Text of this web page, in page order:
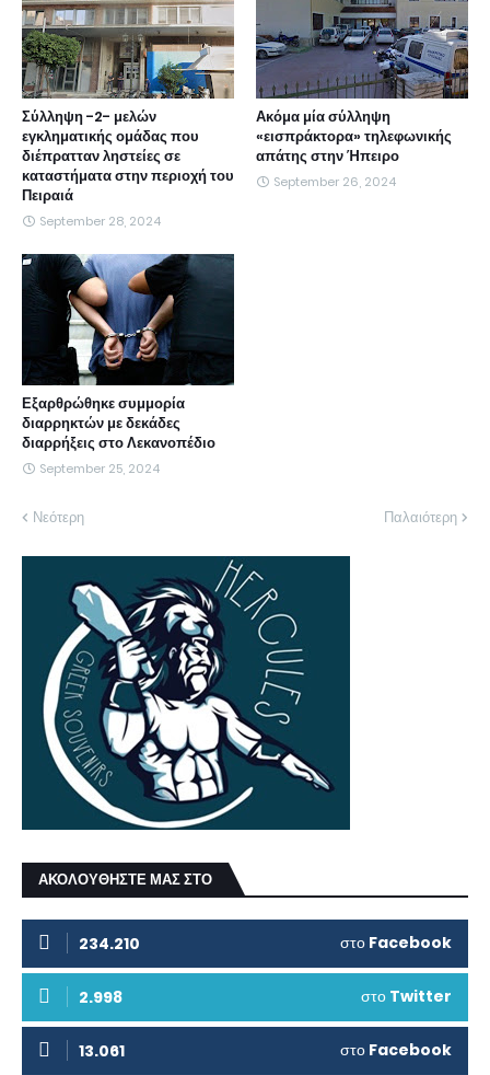
Σύλληψη -2- μελών
εγκληματικής ομάδας που
διέπρατταν ληστείες σε
καταστήματα στην περιοχή του
Πειραιά
September 28, 2024
Ακόμα μία σύλληψη
«εισπράκτορα» τηλεφωνικής
απάτης στην Ήπειρο
September 26, 2024
Εξαρθρώθηκε συμμορία
διαρρηκτών με δεκάδες
διαρρήξεις στο Λεκανοπέδιο
September 25, 2024
Νεότερη Παλαιότερη
ΑΚΟΛΟΥΘΗΣΤΕ ΜΑΣ ΣΤΟ
234.210 στο Facebook
2.998 στο Twitter
13.061 στο Facebook